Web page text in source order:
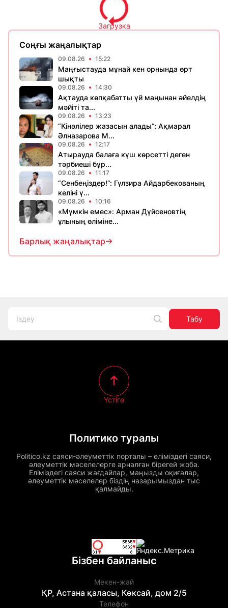
Загрузка
Соңғы жаңалықтар
09.08.26 15:22
Маңғыстауда мұнай кен орнында өрт
шықты
09.08.26 14:30
Ақтауда көпқабатты үй маңынан әйелдің
мәйіті та...
09.08.26 13:23
“Кінәлілер жазасын алады”: Ақмарал
Әлназарова М...
09.08.26 12:17
Атырауда балаға күш көрсетті деген
тәрбиеші бұр...
09.08.26 11:17
“Сенбеңіздер!”: Гүлзира Айдарбекованың
келіні ү...
09.08.26 10:16
«Мүмкін емес»: Арман Дүйсеновтің
ұлының өліміне...
Барлық жаңалықтар
Табу
Политико туралы
Politico.kz саяси-әлеуметтік порталы – еліміздегі саяси,
әлеуметтік мәселелерге арналған бірегей жоба.
Еліміздегі саяси жағдайлар, маңызды оқиғалар,
әлеуметтік мәселелер біздің назарымыздан тыс
қалмайды.
Үстіге
Бізбен байланыс
Мекен-жай
ҚР, Астана қаласы, Көксай, дом 2/5
Телефон